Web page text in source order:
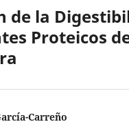
de la
Proteicos
Carreño